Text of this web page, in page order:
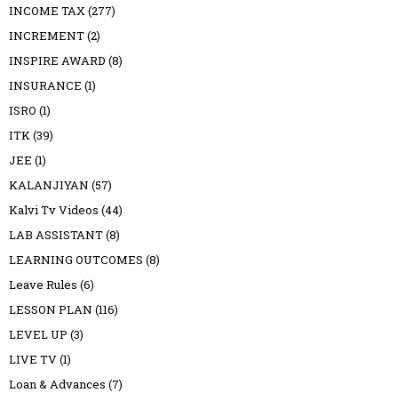
INCOME TAX(277)
INCREMENT(2)
INSPIRE AWARD (8)
INSURANCE (1)
ISRO (1)
ITK(39)
JEE (1)
KALANJIYAN (57)
Kalvi Tv Videos (44)
LAB ASSISTANT(8)
LEARNING OUTCOMES (8)
Leave Rules (6)
LESSON PLAN (116)
LEVEL UP (3)
LIVE TV(1)
Loan & Advances (7)